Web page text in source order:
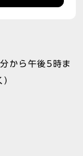
から午後5時ま